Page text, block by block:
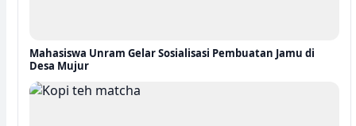
Mahasiswa Unram Gelar Sosialisasi Pembuatan Jamu di
Desa Mujur